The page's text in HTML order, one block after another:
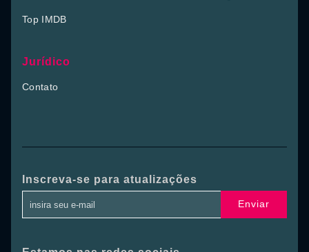
Top IMDB
Jurídico
Contato
Inscreva-se para atualizações
Enviar